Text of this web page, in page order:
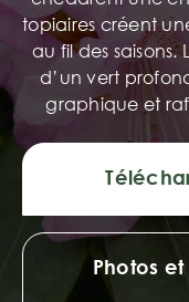
topiaires créent
au fil des saisons.
d’un vert
graphique et
Photos